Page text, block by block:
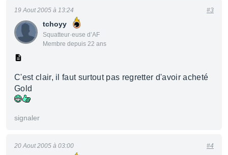
tchoyy
Squatteur·euse d’AF
Membre depuis 22 ans
19 Aout 2005 à 13:24 #3
C'est clair, il faut surtout pas regretter d'avoir acheté
Gold
signaler
20 Aout 2005 à 03:00 #4